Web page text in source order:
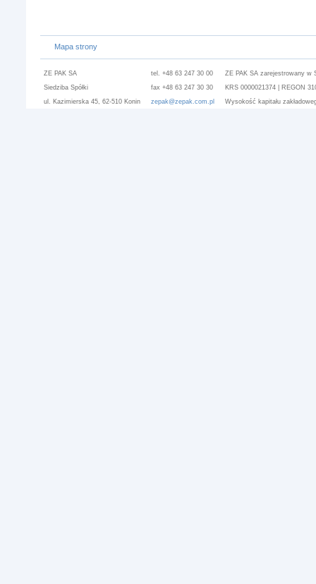
Mapa strony
ZE PAK SA
Siedziba Spółki
ul. Kazimierska 45, 62-510 Konin
tel. +48 63 247 30 00
fax +48 63 247 30 30
zepak@zepak.com.pl
ZE PAK SA zarejestrowany w
KRS 0000021374 | REGON
Wysokość kapitału